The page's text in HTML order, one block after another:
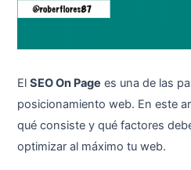
ElSEO On Page es una de las
posicionamiento web. En este
qué consiste y qué factores
optimizar al máximo tu web.